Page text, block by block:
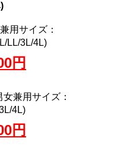
用サイズ：
LL/3L/4L)
円
兼用サイズ：
4L)
円